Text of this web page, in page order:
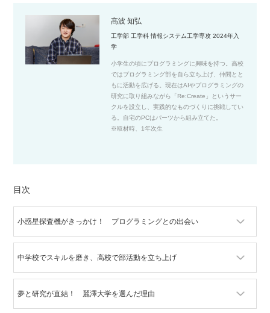
髙波 知弘
工学部 工学科 情報システム工学専攻 2024年入
学
小学生の頃にプログラミングに興味を持つ。高校
ではプログラミング部を自ら立ち上げ、仲間とと
もに活動を広げる。現在はAIやプログラミングの
研究に取り組みながら「Re:Create」というサー
クルを設立し、実践的なものづくりに挑戦してい
る。自宅のPCはパーツから組み立てた。
※取材時、1年次生
目次
小惑星探査機がきっかけ！ プログラミングとの出会い
中学校でスキルを磨き、高校で部活動を立ち上げ
夢と研究が直結！ 麗澤大学を選んだ理由